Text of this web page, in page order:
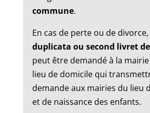
commune.
En cas de perte ou de
duplicata ou second livret
peut être demandé à la
lieu de domicile qui
demande aux mairies du lieu
et de naissance des enfants.